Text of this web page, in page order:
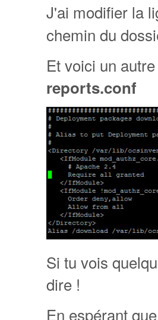
J'ai modifier la
chemin du
Et voici un
reports.conf
Si tu vois
dire !
En espérant